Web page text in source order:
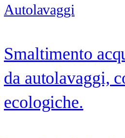
Autolavaggi
Smaltimento
da autolavaggi,
ecologiche.